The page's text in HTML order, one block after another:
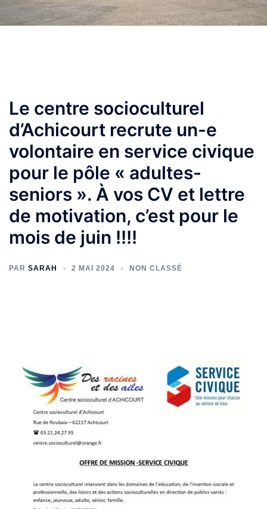
Le centre socioculturel
d’Achicourt recrute un-e
volontaire en service civique
pour le pôle « adultes-
seniors ». À vos CV et lettre
de motivation, c’est pour le
mois de juin !!!!
PAR SARAH 2 MAI 2024 NON CLASSÉ